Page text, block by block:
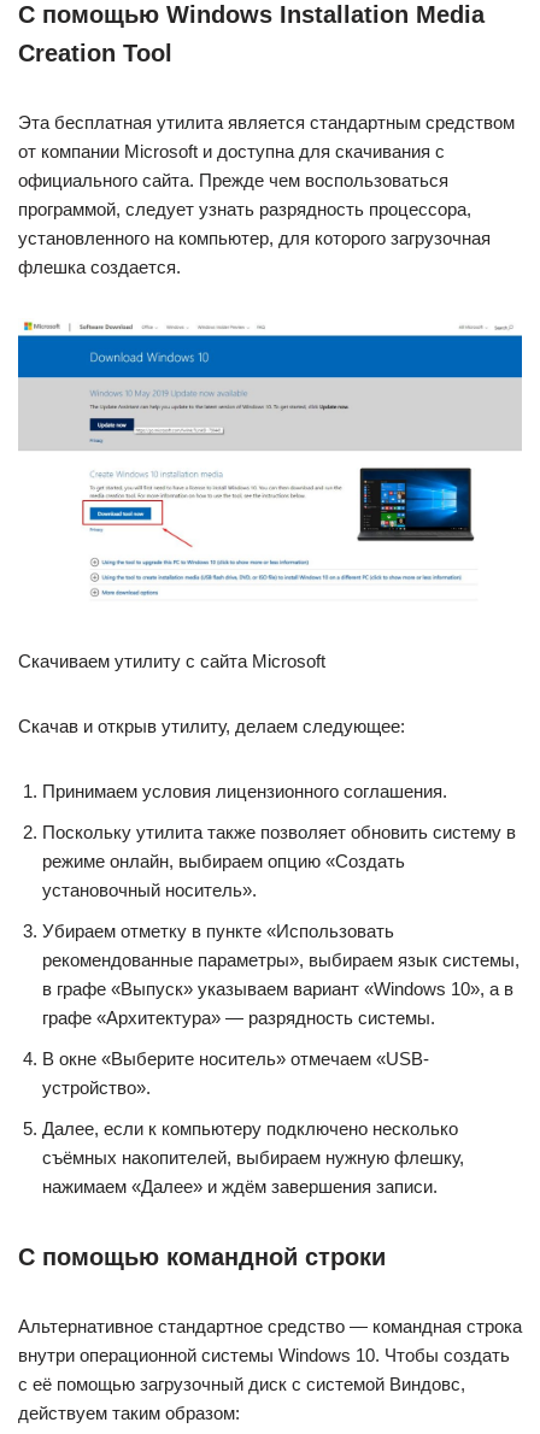
С помощью Windows Installation Media
Creation Tool
Эта бесплатная утилита является стандартным средством
от компании Microsoft и доступна для скачивания с
официального сайта. Прежде чем воспользоваться
программой, следует узнать разрядность процессора,
установленного на компьютер, для которого загрузочная
флешка создается.
Скачиваем утилиту с сайта Microsoft
Скачав и открыв утилиту, делаем следующее:
Принимаем условия лицензионного соглашения.
Поскольку утилита также позволяет обновить систему в
режиме онлайн, выбираем опцию «Создать
установочный носитель».
Убираем отметку в пункте «Использовать
рекомендованные параметры», выбираем язык системы,
в графе «Выпуск» указываем вариант «Windows 10», а в
графе «Архитектура» — разрядность системы.
В окне «Выберите носитель» отмечаем «USB-
устройство».
Далее, если к компьютеру подключено несколько
съёмных накопителей, выбираем нужную флешку,
нажимаем «Далее» и ждём завершения записи.
С помощью командной строки
Альтернативное стандартное средство — командная строка
внутри операционной системы Windows 10. Чтобы создать
с её помощью загрузочный диск с системой Виндовс,
действуем таким образом: